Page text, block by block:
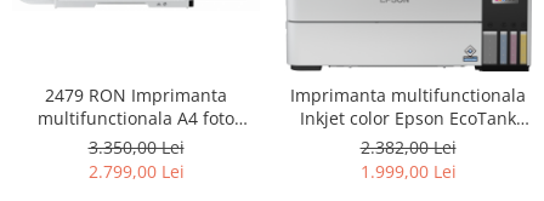
2479 RON Imprimanta
multifunctionala A4 foto
Epson L8160 #
3.350,00 Lei
2.799,00 Lei
Imprimanta multifunctionala
Inkjet color Epson EcoTank
L6460, Wi-Fi, ADF, funcții de
imprimare față-verso, scanare
și copiere #
2.382,00 Lei
1.999,00 Lei